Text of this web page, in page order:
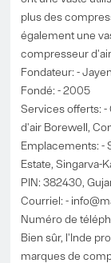
plus des
également une
compresseur
Fondateur: -
Fondé: - 2005
Services offerts:
d'air Borewell,
Emplacements: -
Estate, Singarva-
PIN: 382430,
Courriel: -
Numéro de
Bien sûr, l'Inde
marques de